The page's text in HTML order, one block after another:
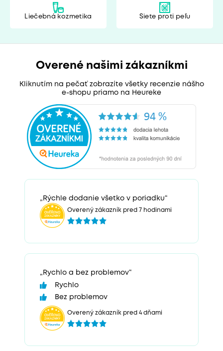
Liečebná kozmetika Siete proti peľu
Overené našimi zákazníkmi
Kliknutím na pečať zobrazíte všetky recenzie nášho
e-shopu priamo na Heureke
„Rýchle dodanie všetko v poriadku“
Overený zákazník pred 7 hodinami
„Rychlo a bez problemov“
Rychlo
Bez problemov
Overený zákazník pred 4 dňami